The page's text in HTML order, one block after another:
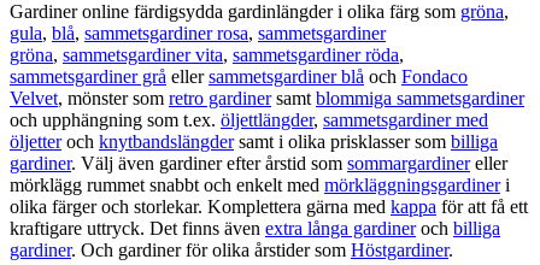
Gardiner online färdigsydda gardinlängder i olika färg som gröna,
gula, blå, sammetsgardiner rosa, sammetsgardiner
gröna, sammetsgardiner vita, sammetsgardiner röda,
sammetsgardiner grå ellersammetsgardiner blå och Fondaco
Velvet, mönster som retro gardinersamt blommiga sammetsgardiner
och upphängning som t.ex. öljettlängder, sammetsgardiner med
öljetteroch knytbandslängdersamt i olika prisklasser som billiga
gardiner. Välj även gardiner efter årstid som sommargardinereller
mörklägg rummet snabbt och enkelt med mörkläggningsgardineri
olika färger och storlekar. Komplettera gärna med kappa för att få ett
kraftigare uttryck. Det finns även extra långa gardineroch billiga
gardiner. Och gardiner för olika årstider som Höstgardiner.